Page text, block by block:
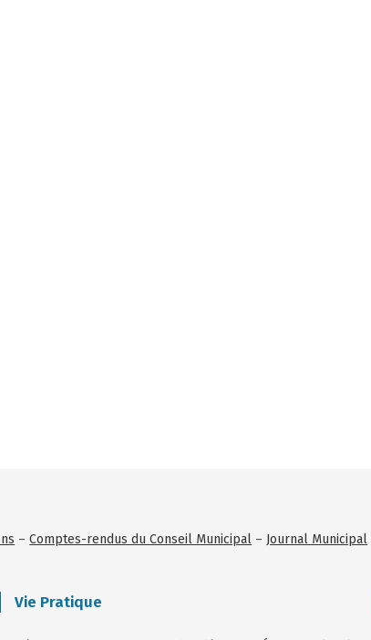
–Comptes-rendus du Conseil Municipal – Journal Municipal
Vie Pratique